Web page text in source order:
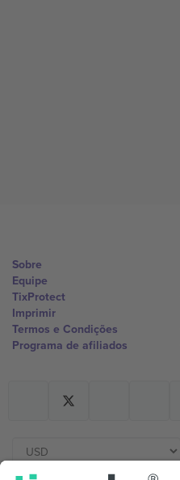
Sobre
Equipe
TixProtect
Imprimir
Termos e Condições
Programa de afiliados